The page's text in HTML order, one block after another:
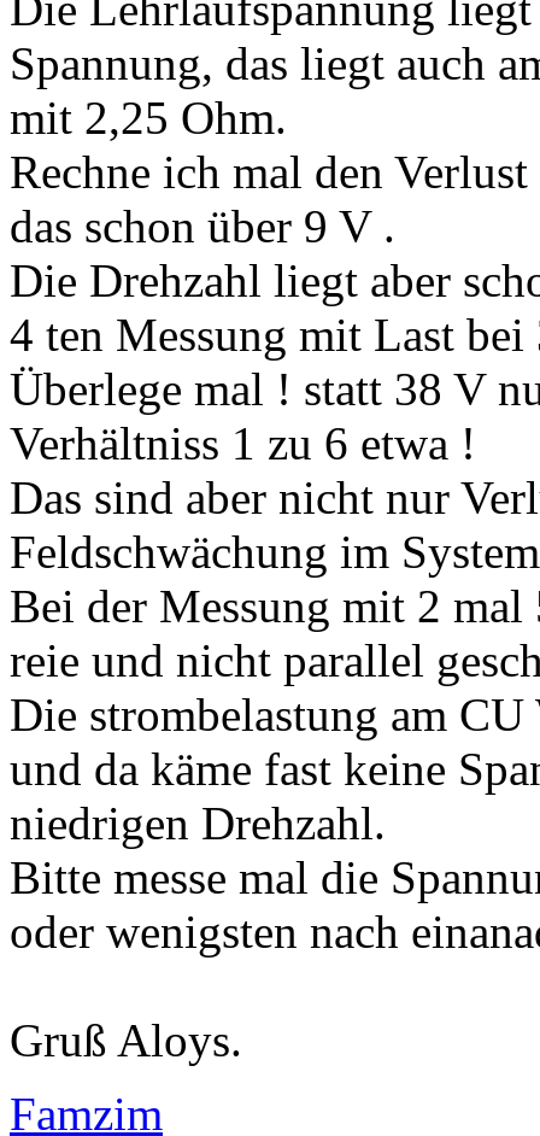
Spannung, das liegt auch
mit 2,25 Ohm.
Rechne ich mal den
das schon über 9 V .
Die Drehzahl liegt aber
4 ten Messung mit Last
Überlege mal ! statt 38 V
Verhältniss 1 zu 6 etwa !
Das sind aber nicht nur
Feldschwächung im
Bei der Messung mit 2
reie und nicht parallel
Die strombelastung am
und da käme fast keine
niedrigen Drehzahl.
Bitte messe mal die
oder wenigsten nach
Gruß Aloys.
Famzim